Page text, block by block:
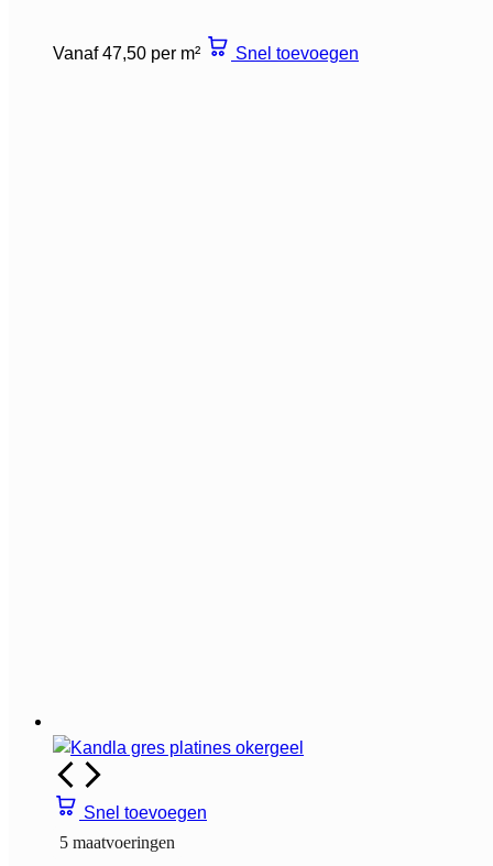
Vanaf 47,50 per m² Snel toevoegen
Snel toevoegen
5 maatvoeringen